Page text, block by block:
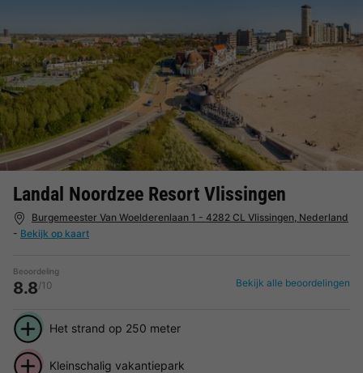
Landal Noordzee Resort Vlissingen
Burgemeester Van Woelderenlaan 1 - 4282 CL Vlissingen, Nederland
- Bekijk op kaart
Beoordeling
8.8/10 Bekijk alle beoordelingen
Het strand op 250 meter
Kleinschalig vakantiepark